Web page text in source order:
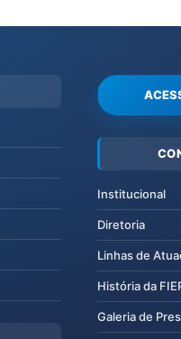
Institucional
Diretoria
Linhas de
História da
Galeria de